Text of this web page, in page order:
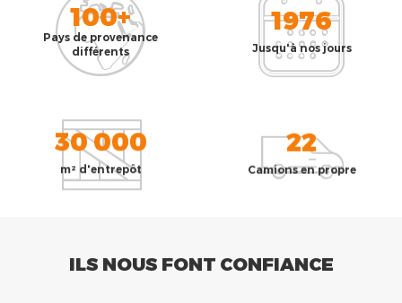
100+
Pays de provenance
différents
1976
Jusqu'à nos jours
30 000
m² d'entrepôt
22
Camions en propre
ILS NOUS FONT CONFIANCE